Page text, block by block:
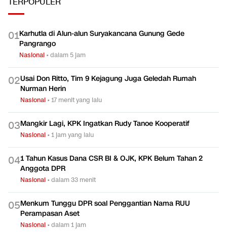
TERPOPULER
01Karhutla di Alun-alun Suryakancana Gunung Gede
Pangrango
Nasional •dalam 5 jam
02Usai Don Ritto, Tim 9 Kejagung Juga Geledah Rumah
Nurman Herin
Nasional •17 menit yang lalu
03Mangkir Lagi, KPK Ingatkan Rudy Tanoe Kooperatif
Nasional •1 jam yang lalu
041 Tahun Kasus Dana CSR BI & OJK, KPK Belum Tahan 2
Anggota DPR
Nasional •dalam 33 menit
05Menkum Tunggu DPR soal Penggantian Nama RUU
Perampasan Aset
Nasional •dalam 1 jam